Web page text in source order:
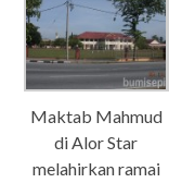
Maktab Mahmud
di Alor Star
melahirkan ramai